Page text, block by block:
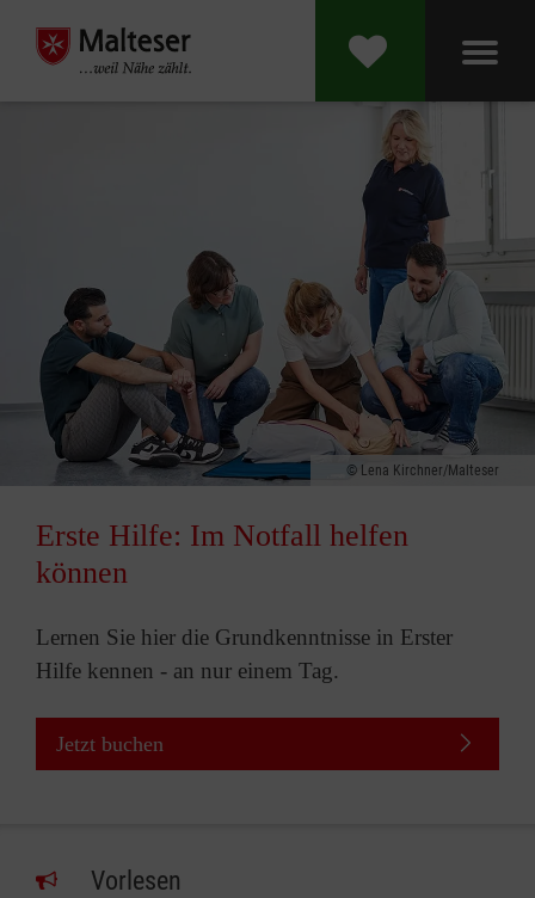
Lena Kirchner/Malteser
Erste Hilfe: Im Notfall helfen
können
Lernen Sie hier die Grundkenntnisse in Erster
Hilfe kennen - an nur einem Tag.
Jetzt buchen
Vorlesen